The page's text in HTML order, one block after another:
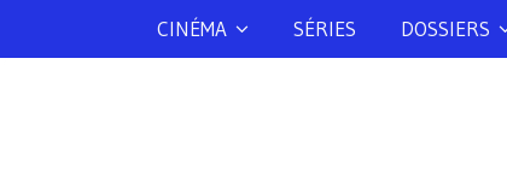
CINÉMA SÉRIES DOSSIERS